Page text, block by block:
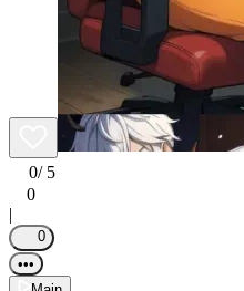
0/ 5
0
|
0
•••